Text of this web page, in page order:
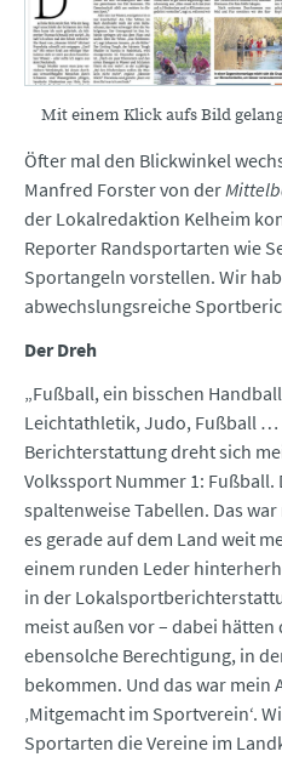
Mit einem Klick aufs Bild
Öfter mal den Blickwinkel
Manfred Forster von der
der Lokalredaktion Kelheim
Reporter Randsportarten wie
Sportangeln vorstellen. Wir
abwechslungsreiche
Der Dreh
„Fußball, ein bisschen
Leichtathletik, Judo, Fußball
Berichterstattung dreht sich
Volkssport Nummer 1:
spaltenweise Tabellen. Das
es gerade auf dem Land weit
einem runden Leder
in der
meist außen vor – dabei
ebensolche Berechtigung, in
bekommen. Und das war mein
‚Mitgemacht im Sportverein‘.
Sportarten die Vereine im